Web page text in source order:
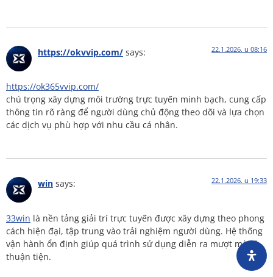
https://okvvip.com/ says: 22.1.2026. u 08:16
https://ok365vvip.com/
chú trọng xây dựng môi trường trực tuyến minh bạch, cung cấp
thông tin rõ ràng để người dùng chủ động theo dõi và lựa chọn
các dịch vụ phù hợp với nhu cầu cá nhân.
win says: 22.1.2026. u 19:33
33win là nền tảng giải trí trực tuyến được xây dựng theo phong
cách hiện đại, tập trung vào trải nghiệm người dùng. Hệ thống
vận hành ổn định giúp quá trình sử dụng diễn ra mượt mà và
thuận tiện.